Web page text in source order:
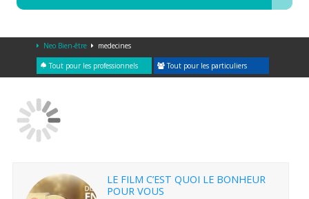
Neo Bien-être medecines
Tout pour les professionnels Tout pour les particuliers
LE FILM C’EST QUOI LE BONHEUR
POUR VOUS